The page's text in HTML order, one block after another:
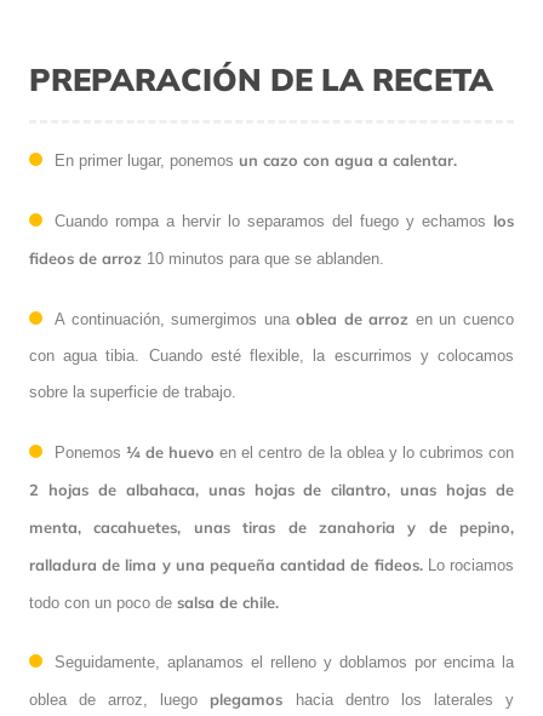
PREPARACIÓN DE LA RECETA
En primer lugar, ponemos un cazo con agua a calentar.
Cuando rompa a hervir lo separamos del fuego y echamos los
fideos de arroz 10 minutos para que se ablanden.
A continuación, sumergimos unaoblea de arroz en un cuenco
con agua tibia. Cuando esté flexible, la escurrimos y colocamos
sobre la superficie de trabajo.
Ponemos¼ de huevoen el centro de la oblea y lo cubrimos con
2 hojas de albahaca, unas hojas de cilantro, unas hojas de
menta, cacahuetes, unas tiras de zanahoria y de pepino,
ralladura de lima y una pequeña cantidad de fideos.
Lo rociamos
todo con un poco de salsa de chile.
Seguidamente, aplanamos el relleno y doblamos por encima la
oblea de arroz, luego plegamos hacia dentro los laterales y